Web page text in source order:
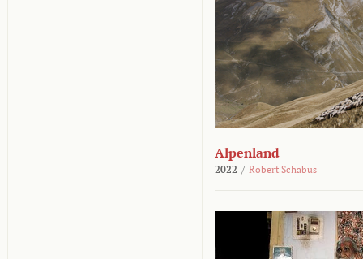
Alpenland
2022 / Robert Schabus